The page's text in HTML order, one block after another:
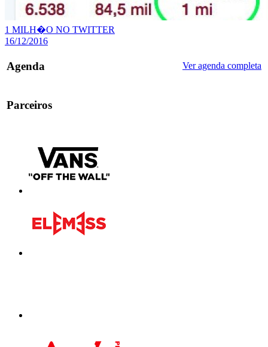
1 MILH�O NO TWITTER
16/12/2016
Agenda Ver agenda completa
Parceiros